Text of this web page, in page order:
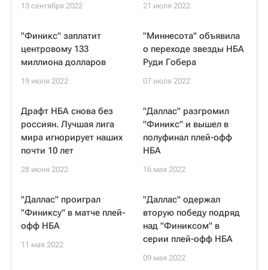
13 сентября 2022 21 июля 2022
"Финикс" заплатит
центровому 133
миллиона долларов
19 июля 2022
"Миннесота" объявила
о переходе звезды НБА
Руди Гобера
07 июля 2022
Драфт НБА снова без
россиян. Лучшая лига
мира игнорирует наших
почти 10 лет
28 июня 2022
"Даллас" разгромил
"Финикс" и вышел в
полуфинал плей-офф
НБА
16 мая 2022
"Даллас" проиграл
"Финиксу" в матче плей-
офф НБА
11 мая 2022
"Даллас" одержал
вторую победу подряд
над "Финиксом" в
серии плей-офф НБА
09 мая 2022